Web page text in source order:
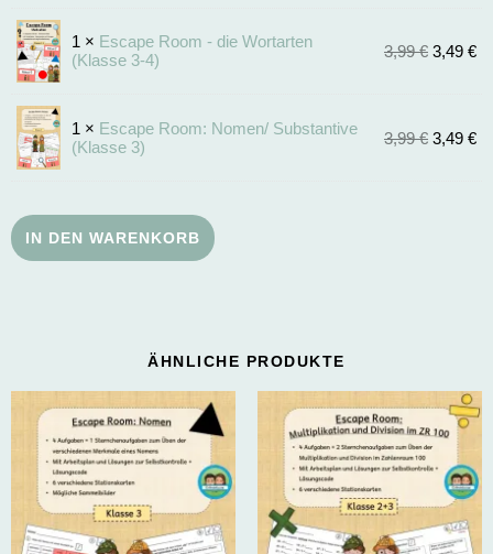
1 × Escape Room - die Wortarten
(Klasse 3-4)
3,99€ 3,49 €
1 × Escape Room: Nomen/ Substantive
(Klasse 3)
3,99€ 3,49 €
IN DEN WARENKORB
ÄHNLICHE PRODUKTE